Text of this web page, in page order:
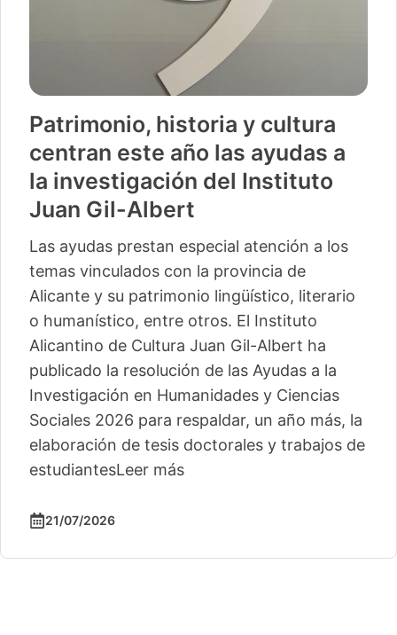
Patrimonio, historia y cultura
centran este año las ayudas a
la investigación del Instituto
Juan Gil-Albert
Las ayudas prestan especial atención a los
temas vinculados con la provincia de
Alicante y su patrimonio lingüístico, literario
o humanístico, entre otros. El Instituto
Alicantino de Cultura Juan Gil-Albert ha
publicado la resolución de las Ayudas a la
Investigación en Humanidades y Ciencias
Sociales 2026 para respaldar, un año más, la
elaboración de tesis doctorales y trabajos de
estudiantesLeer más
21/07/2026